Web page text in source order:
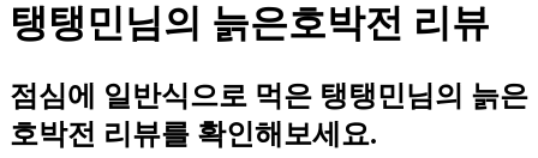
탱탱민님의 늙은호박전 리뷰
점심에 일반식으로 먹은 탱탱민님의 늙은
호박전 리뷰를 확인해보세요.